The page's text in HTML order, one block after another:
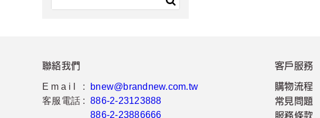
聯絡我們
Email :
bnew@brandnew.com.tw
客服電話 : 886-2-23123888
886-2-23886666
客戶服務
購物流程
常見問題